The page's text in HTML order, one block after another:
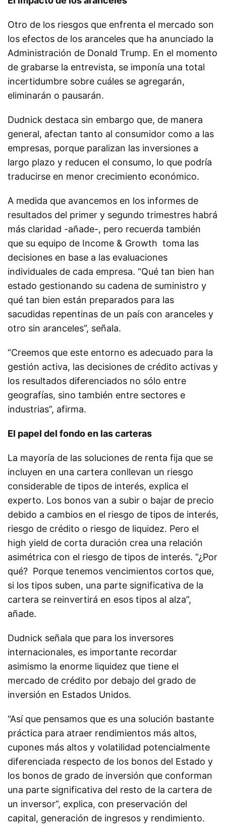
Otro de los riesgos que enfrenta el mercado son
los efectos de los aranceles que ha anunciado la
Administración de Donald Trump. En el momento
de grabarse la entrevista, se imponía una total
incertidumbre sobre cuáles se agregarán,
eliminarán o pausarán.
Dudnick destaca sin embargo que, de manera
general, afectan tanto al consumidor como a las
empresas, porque paralizan las inversiones a
largo plazo y reducen el consumo, lo que podría
traducirse en menor crecimiento económico.
A medida que avancemos en los informes de
resultados del primer y segundo trimestres habrá
más claridad -añade-, pero recuerda también
que su equipo de Income & Growth toma las
decisiones en base a las evaluaciones
individuales de cada empresa. “Qué tan bien han
estado gestionando su cadena de suministro y
qué tan bien están preparados para las
sacudidas repentinas de un país con aranceles y
otro sin aranceles”, señala.
“Creemos que este entorno es adecuado para la
gestión activa, las decisiones de crédito activas y
los resultados diferenciados no sólo entre
geografías, sino también entre sectores e
industrias”, afirma.
El papel del fondo en las carteras
La mayoría de las soluciones de renta fija que se
incluyen en una cartera conllevan un riesgo
considerable de tipos de interés, explica el
experto. Los bonos van a subir o bajar de precio
debido a cambios en el riesgo de tipos de interés,
riesgo de crédito o riesgo de liquidez. Pero el
high yield de corta duración crea una relación
asimétrica con el riesgo de tipos de interés. “¿Por
qué? Porque tenemos vencimientos cortos que,
si los tipos suben, una parte significativa de la
cartera se reinvertirá en esos tipos al alza”,
añade.
Dudnick señala que para los inversores
internacionales, es importante recordar
asimismo la enorme liquidez que tiene el
mercado de crédito por debajo del grado de
inversión en Estados Unidos.
“Así que pensamos que es una solución bastante
práctica para atraer rendimientos más altos,
cupones más altos y volatilidad potencialmente
diferenciada respecto de los bonos del Estado y
los bonos de grado de inversión que conforman
una parte significativa del resto de la cartera de
un inversor”, explica, con preservación del
capital, generación de ingresos y rendimiento.